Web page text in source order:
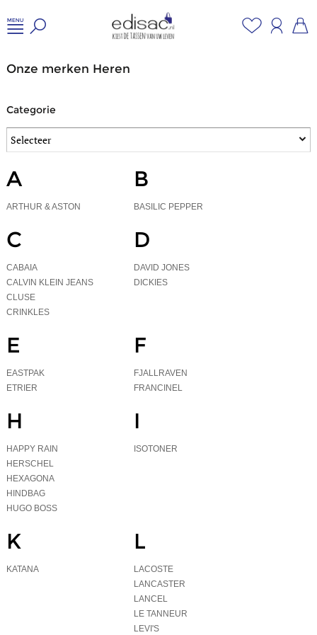
Onze merken Heren
Categorie
A
ARTHUR & ASTON
B
BASILIC PEPPER
C
CABAIA
CALVIN KLEIN JEANS
CLUSE
CRINKLES
D
DAVID JONES
DICKIES
E
EASTPAK
ETRIER
F
FJALLRAVEN
FRANCINEL
H
HAPPY RAIN
HERSCHEL
HEXAGONA
HINDBAG
HUGO BOSS
I
ISOTONER
K
KATANA
L
LACOSTE
LANCASTER
LANCEL
LE TANNEUR
LEVI'S